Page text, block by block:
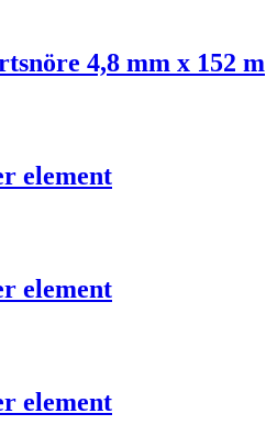
4,8 mm x 152 m
element
element
element